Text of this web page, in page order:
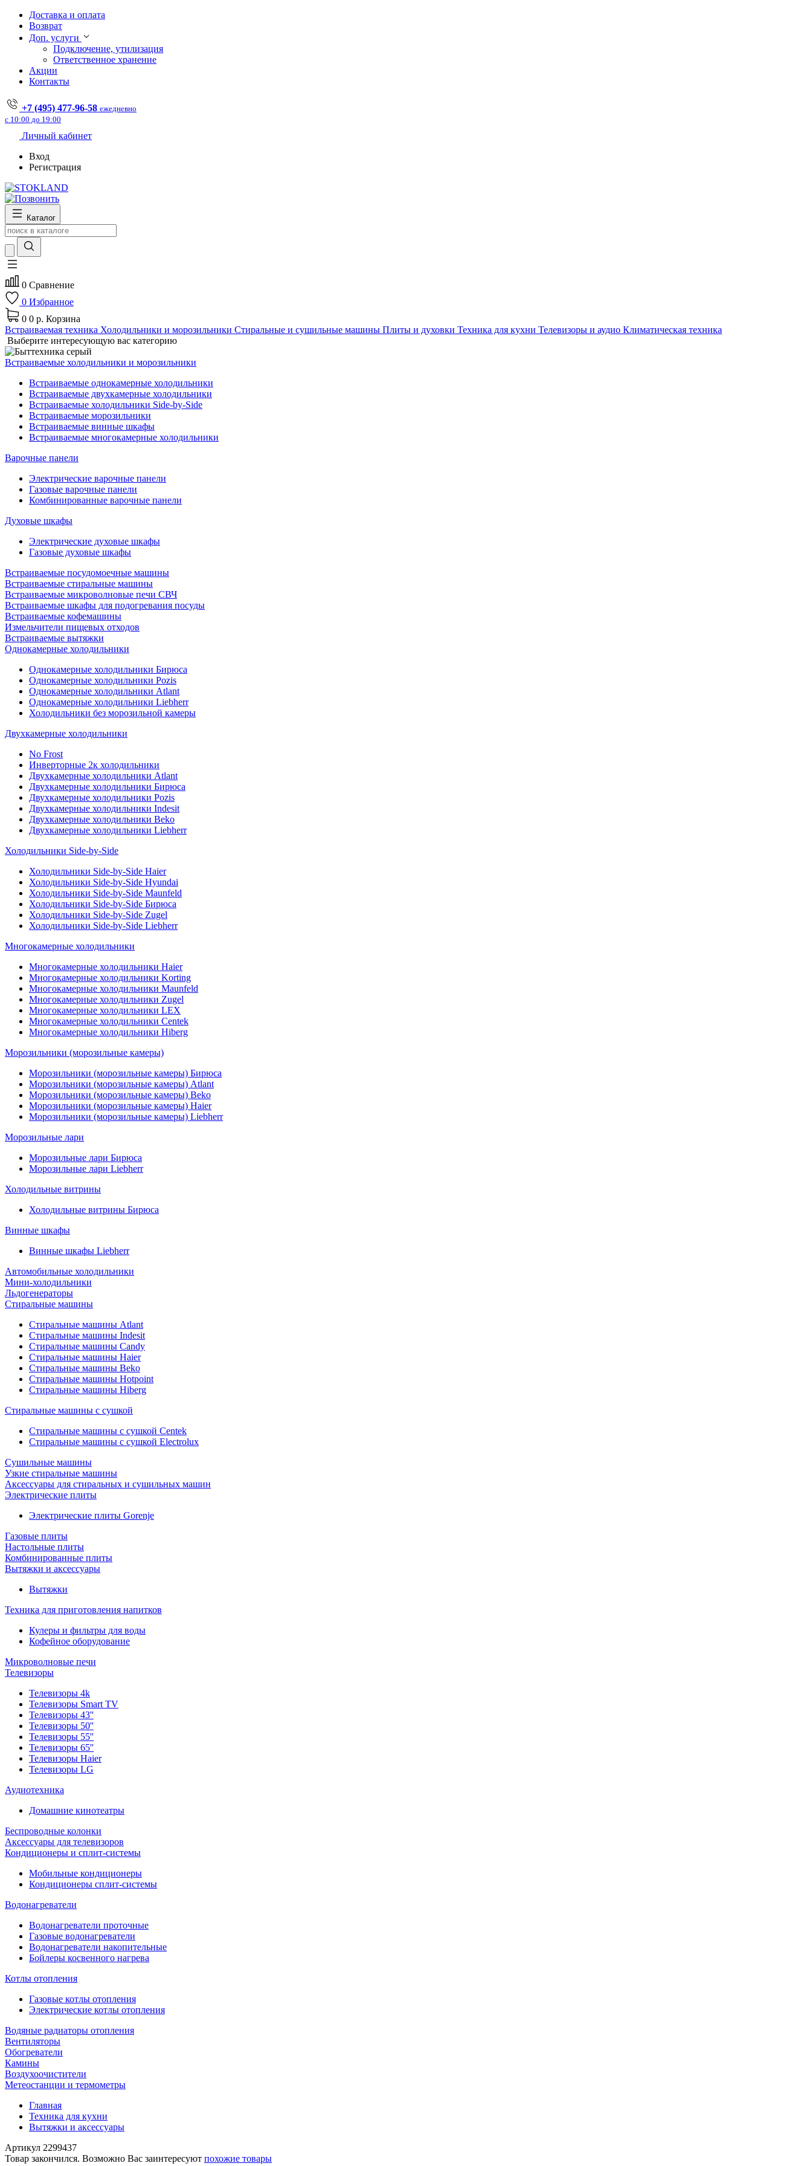
Доставка и оплата
Возврат
Доп. услуги
Подключение, утилизация
Ответственное хранение
Акции
Контакты
+7 (495) 477-96-58 ежедневно
с 10:00 до 19:00
Личный кабинет
Вход
Регистрация
Каталог
0 Сравнение
0 Избранное
0 0 р. Корзина
Встраиваемая техника Холодильники и морозильники Стиральные и сушильные машины Плиты и духовки Техника для кухни Телевизоры и аудио Климатическая техника
Выберите интересующую вас категорию
Встраиваемые холодильники и морозильники
Встраиваемые однокамерные холодильники
Встраиваемые двухкамерные холодильники
Встраиваемые холодильники Side-by-Side
Встраиваемые морозильники
Встраиваемые винные шкафы
Встраиваемые многокамерные холодильники
Варочные панели
Электрические варочные панели
Газовые варочные панели
Комбинированные варочные панели
Духовые шкафы
Электрические духовые шкафы
Газовые духовые шкафы
Встраиваемые посудомоечные машины
Встраиваемые стиральные машины
Встраиваемые микроволновые печи СВЧ
Встраиваемые шкафы для подогревания посуды
Встраиваемые кофемашины
Измельчители пищевых отходов
Встраиваемые вытяжки
Однокамерные холодильники
Однокамерные холодильники Бирюса
Однокамерные холодильники Pozis
Однокамерные холодильники Atlant
Однокамерные холодильники Liebherr
Холодильники без морозильной камеры
Двухкамерные холодильники
No Frost
Инверторные 2к холодильники
Двухкамерные холодильники Atlant
Двухкамерные холодильники Бирюса
Двухкамерные холодильники Pozis
Двухкамерные холодильники Indesit
Двухкамерные холодильники Beko
Двухкамерные холодильники Liebherr
Холодильники Side-by-Side
Холодильники Side-by-Side Haier
Холодильники Side-by-Side Hyundai
Холодильники Side-by-Side Maunfeld
Холодильники Side-by-Side Бирюса
Холодильники Side-by-Side Zugel
Холодильники Side-by-Side Liebherr
Многокамерные холодильники
Многокамерные холодильники Haier
Многокамерные холодильники Korting
Многокамерные холодильники Maunfeld
Многокамерные холодильники Zugel
Многокамерные холодильники LEX
Многокамерные холодильники Centek
Многокамерные холодильники Hiberg
Морозильники (морозильные камеры)
Морозильники (морозильные камеры) Бирюса
Морозильники (морозильные камеры) Atlant
Морозильники (морозильные камеры) Beko
Морозильники (морозильные камеры) Haier
Морозильники (морозильные камеры) Liebherr
Морозильные лари
Морозильные лари Бирюса
Морозильные лари Liebherr
Холодильные витрины
Холодильные витрины Бирюса
Винные шкафы
Винные шкафы Liebherr
Автомобильные холодильники
Мини-холодильники
Льдогенераторы
Стиральные машины
Стиральные машины Atlant
Стиральные машины Indesit
Стиральные машины Candy
Стиральные машины Haier
Стиральные машины Beko
Стиральные машины Hotpoint
Стиральные машины Hiberg
Стиральные машины с сушкой
Стиральные машины с сушкой Centek
Стиральные машины с сушкой Electrolux
Сушильные машины
Узкие стиральные машины
Аксессуары для стиральных и сушильных машин
Электрические плиты
Электрические плиты Gorenje
Газовые плиты
Настольные плиты
Комбинированные плиты
Вытяжки и аксессуары
Вытяжки
Техника для приготовления напитков
Кулеры и фильтры для воды
Кофейное оборудование
Микроволновые печи
Телевизоры
Телевизоры 4k
Телевизоры Smart TV
Телевизоры 43''
Телевизоры 50''
Телевизоры 55''
Телевизоры 65''
Телевизоры Haier
Телевизоры LG
Аудиотехника
Домашние кинотеатры
Беспроводные колонки
Аксессуары для телевизоров
Кондиционеры и сплит-системы
Мобильные кондиционеры
Кондиционеры сплит-системы
Водонагреватели
Водонагреватели проточные
Газовые водонагреватели
Водонагреватели накопительные
Бойлеры косвенного нагрева
Котлы отопления
Газовые котлы отопления
Электрические котлы отопления
Водяные радиаторы отопления
Вентиляторы
Обогреватели
Камины
Воздухоочистители
Метеостанции и термометры
Главная
Техника для кухни
Вытяжки и аксессуары
Артикул 2299437
Товар закончился. Возможно Вас заинтересуют похожие товары